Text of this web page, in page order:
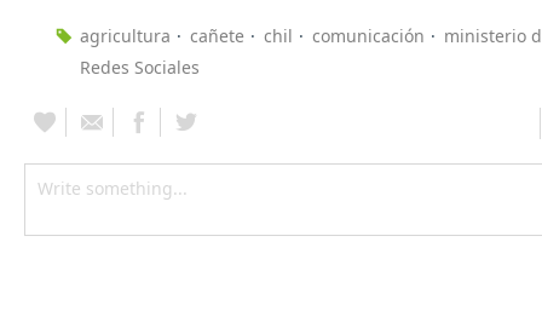
agricultura cañete chil comunicación
ministerio
Redes Sociales